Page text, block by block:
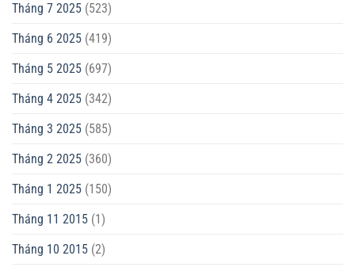
Tháng 7 2025 (523)
Tháng 6 2025 (419)
Tháng 5 2025 (697)
Tháng 4 2025 (342)
Tháng 3 2025 (585)
Tháng 2 2025 (360)
Tháng 1 2025 (150)
Tháng 11 2015 (1)
Tháng 10 2015 (2)